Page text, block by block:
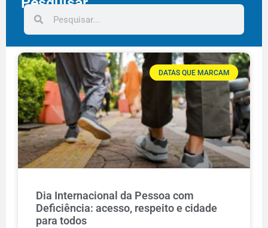
DATAS QUE MARCAM
Dia Internacional da Pessoa com
Deficiência: acesso, respeito e cidade
para todos